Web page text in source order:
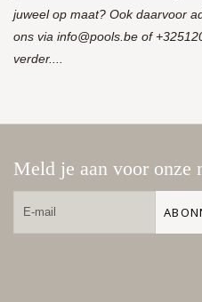
juweel op maat? Ook daarvoor
ons via info@pools.be of
verder....
Meld je aan voor onze